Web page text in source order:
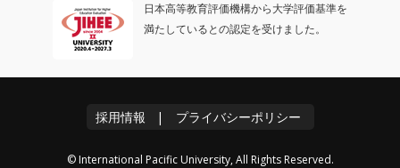
日本高等教育評価機構から大学評価基準を
満たしているとの認定を受けました。
採用情報 | プライバシーポリシー
© International Pacific University, All Rights Reserved.